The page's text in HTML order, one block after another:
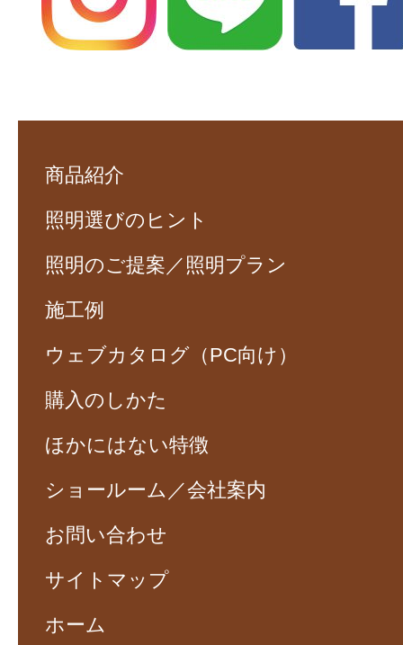
商品紹介
照明選びのヒント
照明のご提案／照明プラン
施工例
ウェブカタログ（PC向け）
購入のしかた
ほかにはない特徴
ショールーム／会社案内
お問い合わせ
サイトマップ
ホーム